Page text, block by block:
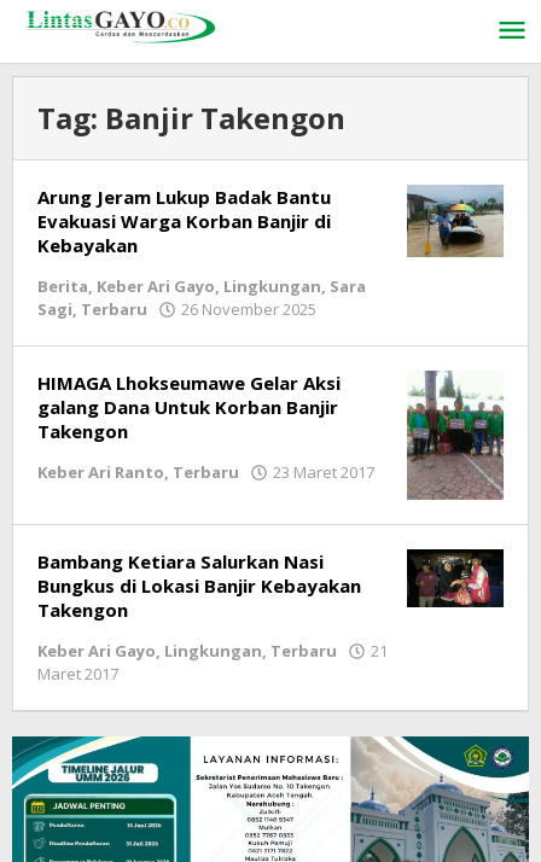
Lewati
konten
Tag: Banjir Takengon
Arung Jeram Lukup Badak Bantu
Evakuasi Warga Korban Banjir di
Kebayakan
Berita, Keber Ari Gayo, Lingkungan, Sara
Sagi, Terbaru 26 November 2025
HIMAGA Lhokseumawe Gelar Aksi
galang Dana Untuk Korban Banjir
Takengon
Keber Ari Ranto, Terbaru 23 Maret 2017
oleh
lintasgayo.co
Bambang Ketiara Salurkan Nasi
Bungkus di Lokasi Banjir Kebayakan
Takengon
Keber Ari Gayo, Lingkungan, Terbaru
21
Maret 2017